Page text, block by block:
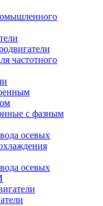
частотного
с фазным
осевых
осевых